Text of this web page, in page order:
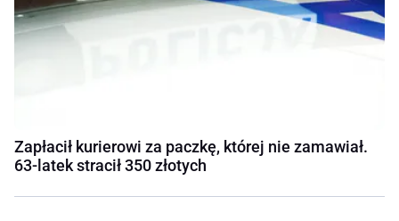
Zapłacił kurierowi za paczkę, której nie zamawiał.
63-latek stracił 350 złotych